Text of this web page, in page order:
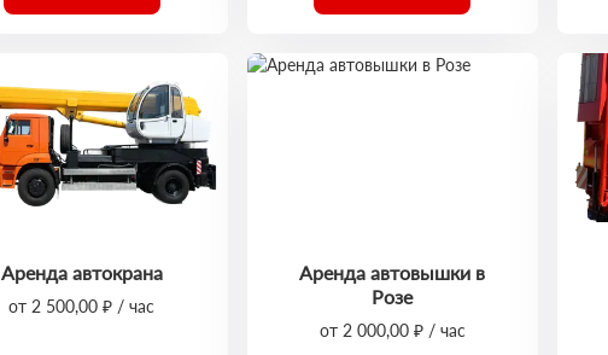
Аренда автокрана
от 2 500,00 ₽ / час
Аренда автовышки в
Розе
от 2 000,00 ₽ / час